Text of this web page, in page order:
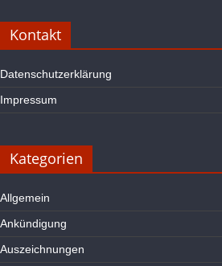
Kontakt
Datenschutzerklärung
Impressum
Kategorien
Allgemein
Ankündigung
Auszeichnungen